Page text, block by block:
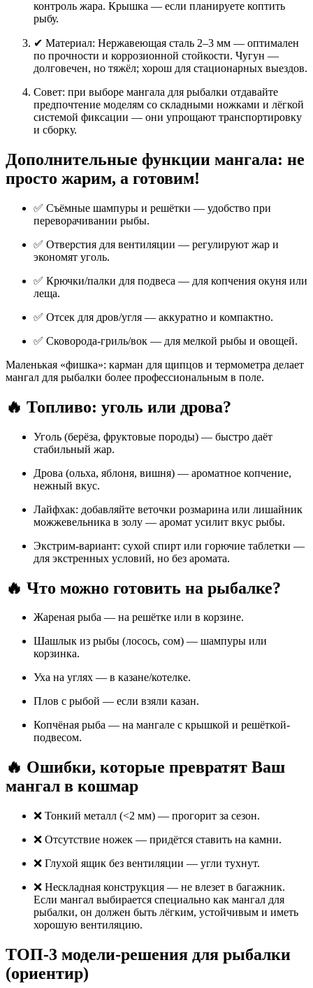
контроль жара. Крышка — если планируете коптить
рыбу.
✔ Материал: Нержавеющая сталь 2–3 мм — оптимален
по прочности и коррозионной стойкости. Чугун —
долговечен, но тяжёл; хорош для стационарных выездов.
Совет: при выборе мангала для рыбалки отдавайте
предпочтение моделям со складными ножками и лёгкой
системой фиксации — они упрощают транспортировку
и сборку.
Дополнительные функции мангала: не
просто жарим, а готовим!
✅ Съёмные шампуры и решётки — удобство при
переворачивании рыбы.
✅ Отверстия для вентиляции — регулируют жар и
экономят уголь.
✅ Крючки/палки для подвеса — для копчения окуня или
леща.
✅ Отсек для дров/угля — аккуратно и компактно.
✅ Сковорода-гриль/вок — для мелкой рыбы и овощей.
Маленькая «фишка»: карман для щипцов и термометра делает
мангал для рыбалки более профессиональным в поле.
🔥 Топливо: уголь или дрова?
Уголь (берёза, фруктовые породы) — быстро даёт
стабильный жар.
Дрова (ольха, яблоня, вишня) — ароматное копчение,
нежный вкус.
Лайфхак: добавляйте веточки розмарина или лишайник
можжевельника в золу — аромат усилит вкус рыбы.
Экстрим-вариант: сухой спирт или горючие таблетки —
для экстренных условий, но без аромата.
🔥 Что можно готовить на рыбалке?
Жареная рыба — на решётке или в корзине.
Шашлык из рыбы (лосось, сом) — шампуры или
корзинка.
Уха на углях — в казане/котелке.
Плов с рыбой — если взяли казан.
Копчёная рыба — на мангале с крышкой и решёткой-
подвесом.
🔥 Ошибки, которые превратят Ваш
мангал в кошмар
❌ Тонкий металл (<2 мм) — прогорит за сезон.
❌ Отсутствие ножек — придётся ставить на камни.
❌ Глухой ящик без вентиляции — угли тухнут.
❌ Нескладная конструкция — не влезет в багажник.
Если мангал выбирается специально как мангал для
рыбалки, он должен быть лёгким, устойчивым и иметь
хорошую вентиляцию.
ТОП-3 модели-решения для рыбалки
(ориентир)